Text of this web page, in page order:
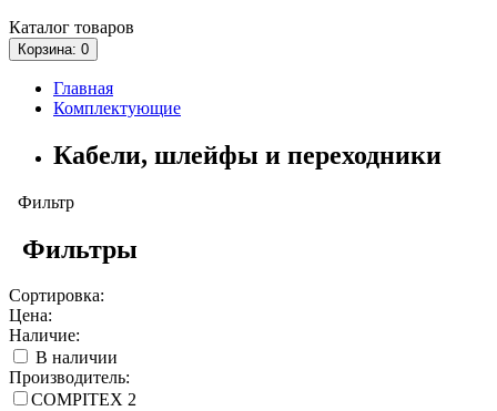
Каталог товаров
Корзина: 0
Главная
Комплектующие
Кабели, шлейфы и переходники
Фильтр
Фильтры
Сортировка:
Цена:
Наличие:
В наличии
Производитель:
COMPITEX 2